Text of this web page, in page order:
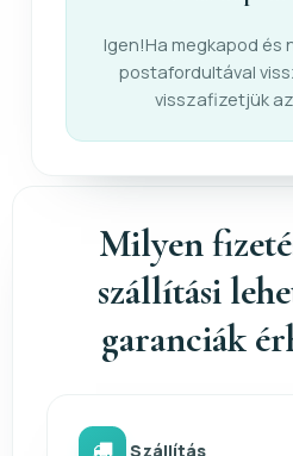
Igen!Ha megkapod és
postafordultával
visszafizetjük
Milyen
szállítási
garanciák
Szállítás